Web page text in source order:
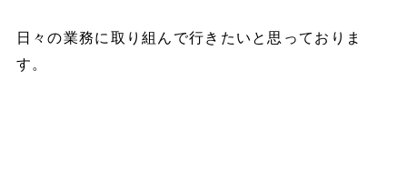
日々の業務に取り組んで行きたいと思っておりま
す。